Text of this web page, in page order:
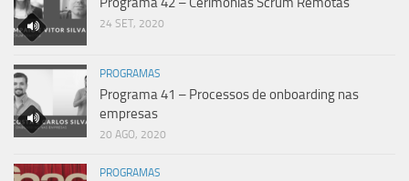
24 SET, 2020
PROGRAMAS
Programa 41 – Processos de onboarding nas
empresas
20 AGO, 2020
PROGRAMAS